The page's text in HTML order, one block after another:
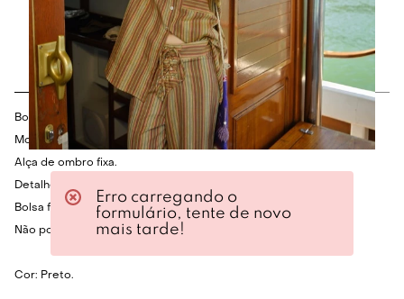
AVISE-ME QUANDO CHEGAR
Descrição Composição
Bolsa em crochet com toque texturizado.
Modelo pequeno e maleável.
Alça de ombro fixa.
Detalhes em cristais naturais.
Bolsa feita à mão.
Não possui fechamento.
Cor: Preto.
Erro carregando o
formulário, tente de novo
mais tarde!